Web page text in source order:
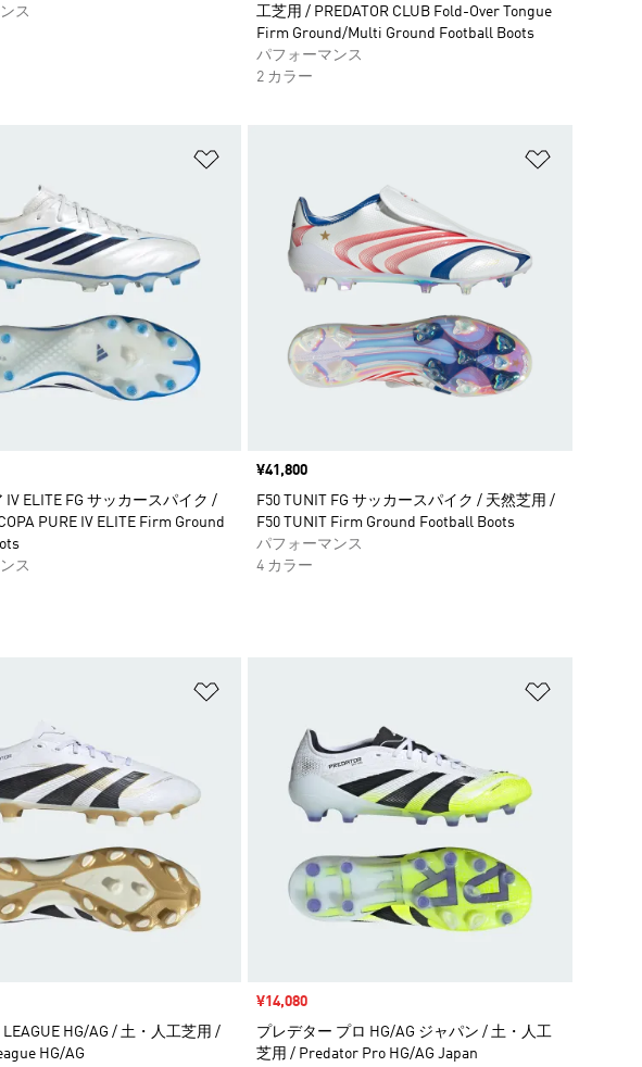
ス
工芝用 / PREDATOR CLUB Fold-Over Tongue
Firm Ground/Multi Ground Football Boots
パフォーマンス
2 カラー
IV ELITE FG サッカースパイク /
PURE IV ELITE Firm Ground
ス
価格
¥41,800
F50 TUNIT FG サッカースパイク / 天然芝用 /
F50 TUNIT Firm Ground Football Boots
パフォーマンス
4 カラー
HG/AG / 土・人工芝用 /
HG/AG
セール価格
¥14,080
プレデター プロ HG/AG ジャパン / 土・人工
芝用 / Predator Pro HG/AG Japan